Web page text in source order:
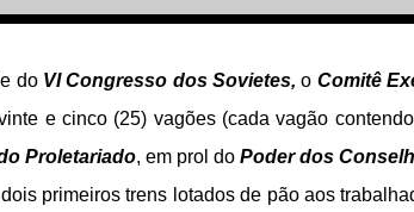
do VI Congresso dos Sovietes, o Comitê
e cinco (25) vagões (cada vagão
Proletariado, em prol do Poder dos
primeiros trens lotados de pão aos